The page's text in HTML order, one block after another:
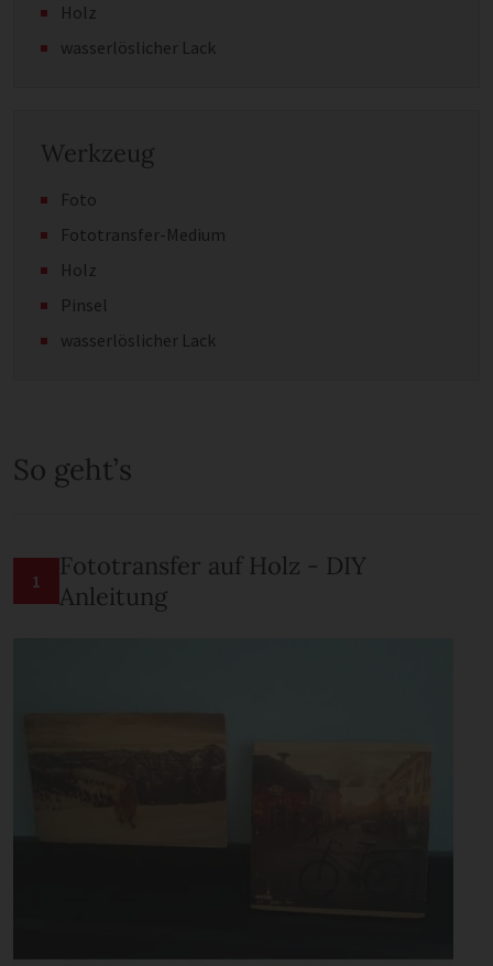
Holz
wasserlöslicher Lack
Werkzeug
Foto
Fototransfer-Medium
Holz
Pinsel
wasserlöslicher Lack
So geht’s
1
Fototransfer auf Holz - DIY
Anleitung